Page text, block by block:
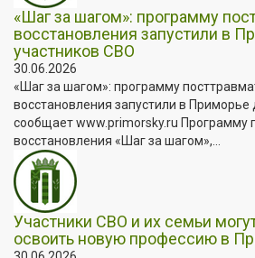
«Шаг за шагом»: программу
восстановления запустили в
участников СВО
30.06.2026
«Шаг за шагом»: программу
восстановления запустили в Приморье
сообщает www.primorsky.ru Программу
восстановления «Шаг за шагом»,...
Участники СВО и их семьи
освоить новую профессию в